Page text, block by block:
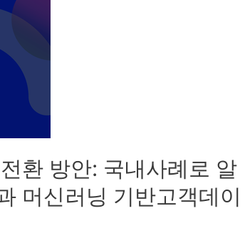
환 방안: 국내사례로 알
머신러닝 기반고객데이